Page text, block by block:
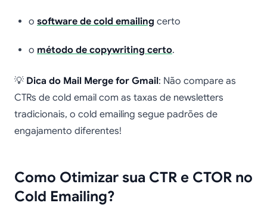
o software de cold emailing certo
o método de copywriting certo.
💡 Dica do Mail Merge for Gmail: Não compare as
CTRs de cold email com as taxas de newsletters
tradicionais, o cold emailing segue padrões de
engajamento diferentes!
Como Otimizar sua CTR e CTOR no
Cold Emailing?